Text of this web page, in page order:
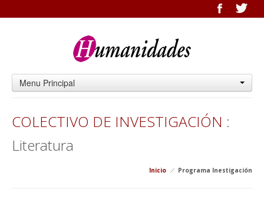
Menu Principal
COLECTIVO DE INVESTIGACIÓN :
Literatura
Inicio Programa Inestigación